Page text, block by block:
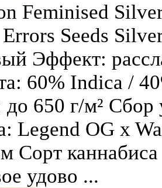
Feminised
Seeds
Эффект:
60% Indica /
650 г/м² Сбор
Legend OG x
Сорт
удово ...